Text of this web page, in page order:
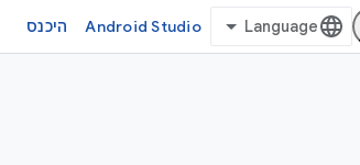
Android Studio היכנס